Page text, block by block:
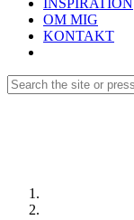
INSPIRATION
OM MIG
KONTAKT